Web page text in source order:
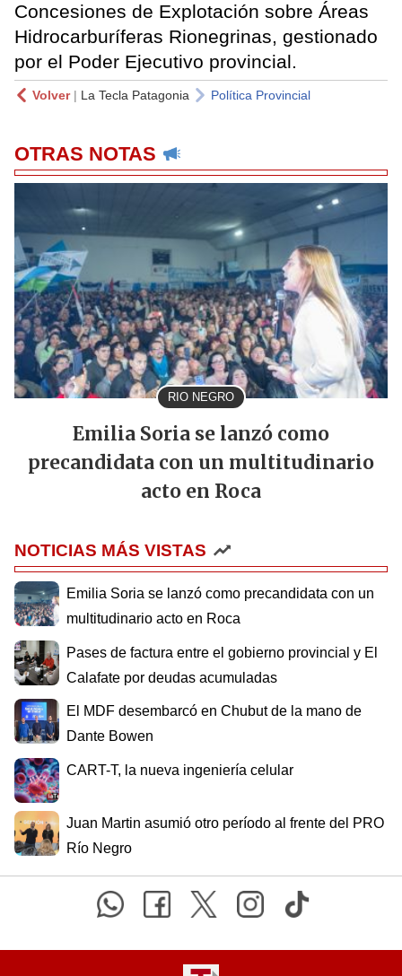
Concesiones de Explotación sobre Áreas
Hidrocarburíferas Rionegrinas, gestionado
por el Poder Ejecutivo provincial.
Volver| La Tecla Patagonia Política Provincial
OTRAS NOTAS
RIO NEGRO
Emilia Soria se lanzó como
precandidata con un multitudinario
acto en Roca
NOTICIAS MÁS VISTAS
Emilia Soria se lanzó como precandidata con un
multitudinario acto en Roca
Pases de factura entre el gobierno provincial y El
Calafate por deudas acumuladas
El MDF desembarcó en Chubut de la mano de
Dante Bowen
CART-T, la nueva ingeniería celular
Juan Martin asumió otro período al frente del PRO
Río Negro